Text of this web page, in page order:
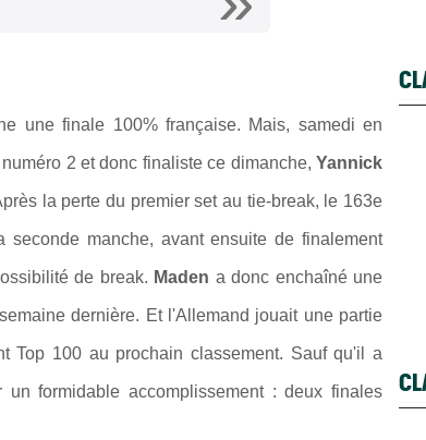
une finale 100% française. Mais, samedi en
2 et donc finaliste ce dimanche,Yannick
la perte du premier set au tie-break, le 163e
manche, avant ensuite de finalement
de break. Maden a donc enchaîné une
dernière. Et l'Allemand jouait une partie
Top 100 au prochain classement. Sauf qu'il a
un formidable accomplissement : deux finales